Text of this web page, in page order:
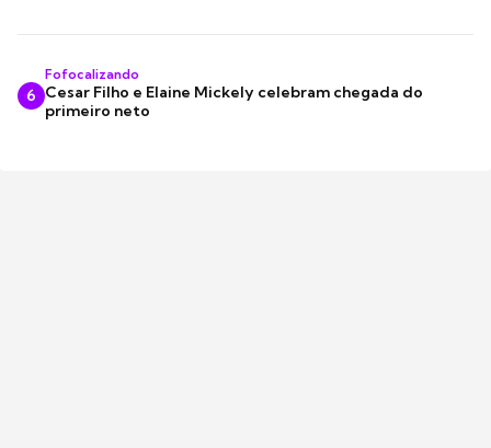
6
Fofocalizando
Cesar Filho e Elaine Mickely celebram chegada do
primeiro neto